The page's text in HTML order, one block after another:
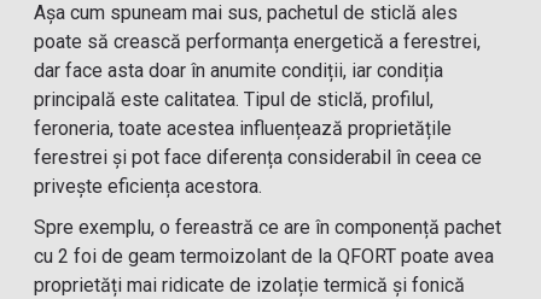
Așa cum spuneam mai sus, pachetul de sticlă ales
poate să crească performanța energetică a ferestrei,
dar face asta doar în anumite condiții, iar condiția
principală este calitatea. Tipul de sticlă, profilul,
feroneria, toate acestea influențează proprietățile
ferestrei și pot face diferența considerabil în ceea ce
privește eficiența acestora.
Spre exemplu, o fereastră ce are în componență pachet
cu 2 foi de geam termoizolant de la QFORT poate avea
proprietăți mai ridicate de izolație termică și fonică